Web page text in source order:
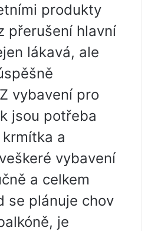
produkty
přerušení hlavní
lákavá, ale
vybavení pro
jsou potřeba
a
vybavení
a celkem
se plánuje chov
je